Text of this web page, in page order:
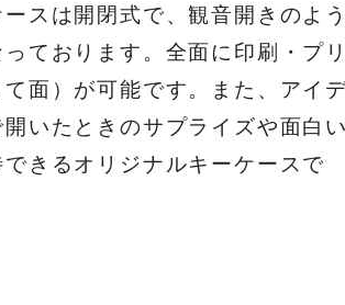
ースは開閉式で、観音開きのよ
ております。全面に印刷・プ
て面）が可能です。また、アイ
開いたときのサプライズや面白
きるオリジナルキーケースで